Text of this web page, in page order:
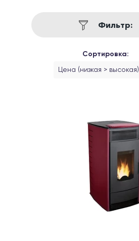
Фильтр:
Сортировка:
Цена (низкая > высокая)